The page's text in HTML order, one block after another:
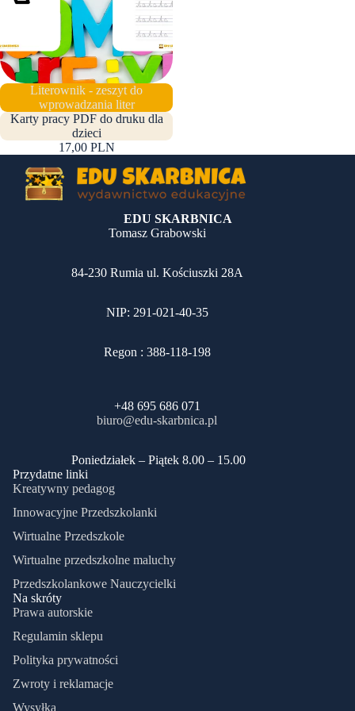
Literownik - zeszyt do
wprowadzania liter
Karty pracy PDF do druku dla
dzieci
17,00 PLN
EDU SKARBNICA
Tomasz Grabowski
84-230 Rumia ul. Kościuszki 28A
NIP: 291-021-40-35
Regon : 388-118-198
+48 695 686 071
biuro@edu-skarbnica.pl
​Poniedziałek – Piątek 8.00 – 15.00
Przydatne linki
Kreatywny pedagog
Innowacyjne Przedszkolanki
Wirtualne Przedszkole
Wirtualne przedszkolne maluchy
Przedszkolankowe Nauczycielki
Na skróty
Prawa autorskie
Regulamin sklepu
Polityka prywatności
Zwroty i reklamacje
Wysyłka